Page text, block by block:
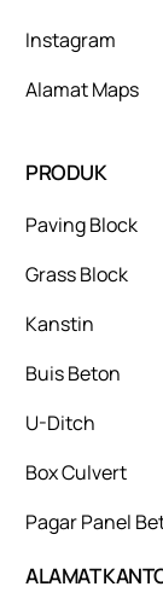
Instagram
Alamat Maps
PRODUK
Paving Block
Grass Block
Kanstin
Buis Beton
U-Ditch
Box Culvert
Pagar Panel
ALAMAT